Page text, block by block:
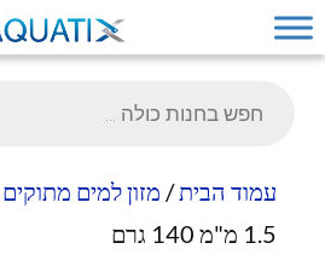
עמוד הבית/ מזון למים מתוקים
1.5 מ"מ 140 גרם